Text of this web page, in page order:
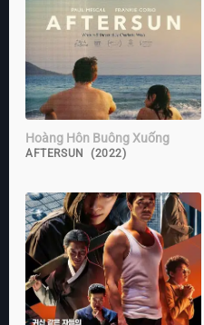
Hoàng Hôn Buông Xuống
AFTERSUN (2022)